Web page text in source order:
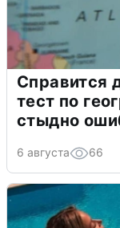
Справится
тест по
стыдно
6 августа 66